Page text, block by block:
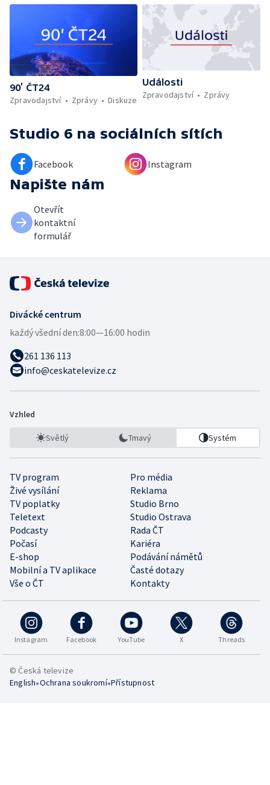
90’ ČT24
Zpravodajství
Zprávy Diskuze
Události
Zpravodajství
Zprávy
Studio 6 na sociálních sítích
Facebook Instagram
Napište nám
Otevřít
kontaktní
formulář
Divácké centrum
každý všední den:8:00—16:00 hodin
261 136 113
info@ceskatelevize.cz
Vzhled
Světlý Tmavý Systém
TV program
Pro média
Živé vysílání
Reklama
TV poplatky
Studio Brno
Teletext
Studio Ostrava
Podcasty
Rada ČT
Počasí
Kariéra
E-shop
Podávání námětů
Mobilní a TV aplikace
Časté dotazy
Vše o ČT
Kontakty
Instagram Facebook YouTube X Threads
© Česká televize
English•Ochrana soukromí•Přístupnost